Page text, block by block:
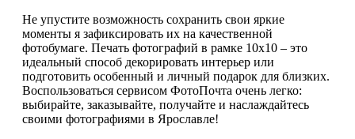
Не упустите возможность сохранить свои яркие
моменты я зафиксировать их на качественной
фотобумаге. Печать фотографий в рамке 10х10 – это
идеальный способ декорировать интерьер или
подготовить особенный и личный подарок для близких.
Воспользоваться сервисом ФотоПочта очень легко:
выбирайте, заказывайте, получайте и наслаждайтесь
своими фотографиями в Ярославле!